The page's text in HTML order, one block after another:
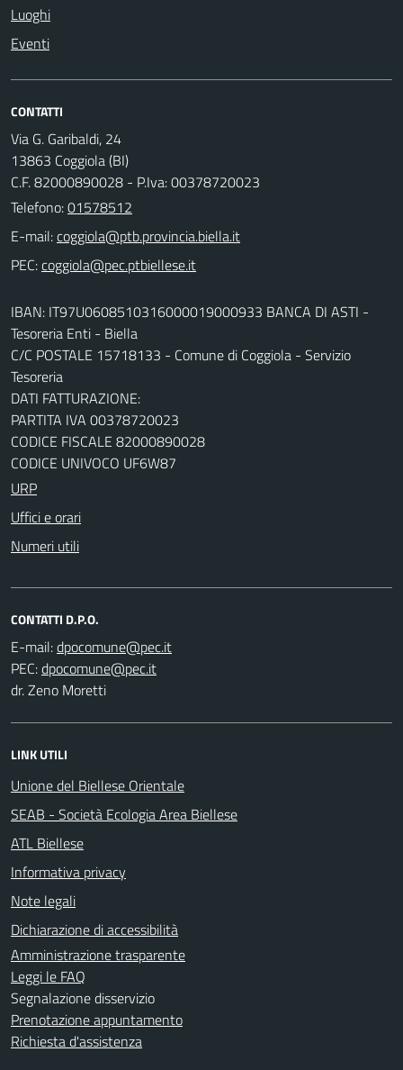
Luoghi
Eventi
CONTATTI
Via G. Garibaldi, 24
13863 Coggiola (BI)
C.F. 82000890028 - P.Iva: 00378720023
Telefono:01578512
E-mail:
PEC:
IBAN: IT97U0608510316000019000933 BANCA DI ASTI -
Tesoreria Enti - Biella
C/C POSTALE 15718133 - Comune di Coggiola - Servizio
Tesoreria
DATI FATTURAZIONE:
PARTITA IVA 00378720023
CODICE FISCALE 82000890028
CODICE UNIVOCO UF6W87
URP
Uffici e orari
Numeri utili
CONTATTI D.P.O.
E-mail:
PEC:
dr. Zeno Moretti
LINK UTILI
Unione del Biellese Orientale
SEAB - Società Ecologia Area Biellese
ATL Biellese
Informativa privacy
Note legali
Dichiarazione di accessibilità
Amministrazione trasparente
Leggi le FAQ
Segnalazione disservizio
Prenotazione appuntamento
Richiesta d'assistenza